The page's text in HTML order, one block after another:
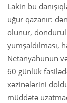
Lakin bu
uğur qazanır:
olunur,
yumşaldılması,
Netanyahunun
60 günlük
xəzinələrini
müddətə